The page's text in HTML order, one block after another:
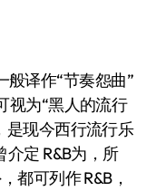
般译作“节奏怨曲”
视为“黑人的流行
是现今西行流行乐
定 R&B为，所
都可列作 R&B，